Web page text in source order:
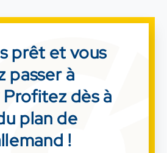
prêt et vous
passer à
dès à
plan de
!